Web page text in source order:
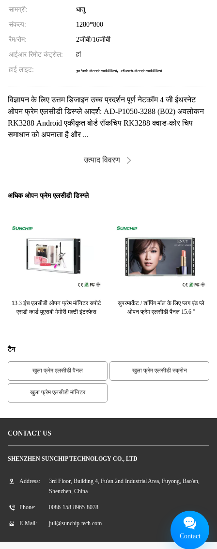
सामग्री: धातु
संकल्प: 1280*800
रैम/रोम: 2जीबी/16जीबी
आईआर रिमोट कंट्रोल: हां
हाई लाइट: फुल नेटकॉम ओपन फ्रेम एलसीडी डिस्प्ले, 4जी इथरनेट ओपन फ्रेम एलसीडी डिस्प्ले
विज्ञापन के लिए उत्तम डिजाइन उच्च प्रदर्शन पूर्ण नेटकॉम 4 जी ईथरनेट
ओपन फ्रेम एलसीडी डिस्प्ले आदर्श: AD-P1050-3288 (B02) अवलोकन
RK3288 Android एकीकृत बोर्ड रॉकचिप RK3288 क्वाड-कोर चिप
समाधान को अपनाता है और ...
उत्पाद विवरण
अधिक ओपन फ्रेम एलसीडी डिस्प्ले
13.3 इंच एलसीडी ओपन फ्रेम मॉनिटर सपोर्ट
एसडी कार्ड यूएसबी मेमोरी मल्टी इंटरफेस
सुपरमार्केट / शॉपिंग मॉल के लिए प्लग एंड प्ले
ओपन फ्रेम एलसीडी पैनल 15.6 ''
टैग
खुला फ्रेम एलसीडी पैनल खुला फ्रेम एलसीडी स्क्रीन
खुला फ्रेम एलसीडी मॉनिटर
CONTACT US
SHENZHEN SUNCHIP TECHNOLOGY CO., LTD
Address:
3rd Floor, Building 4, Fu'an 2nd Industrial Area, Fuyong, Bao'an,
Shenzhen, China.
Phone: 0086-158-8965-8078
E-Mail: juli@sunchip-tech.com
Contact